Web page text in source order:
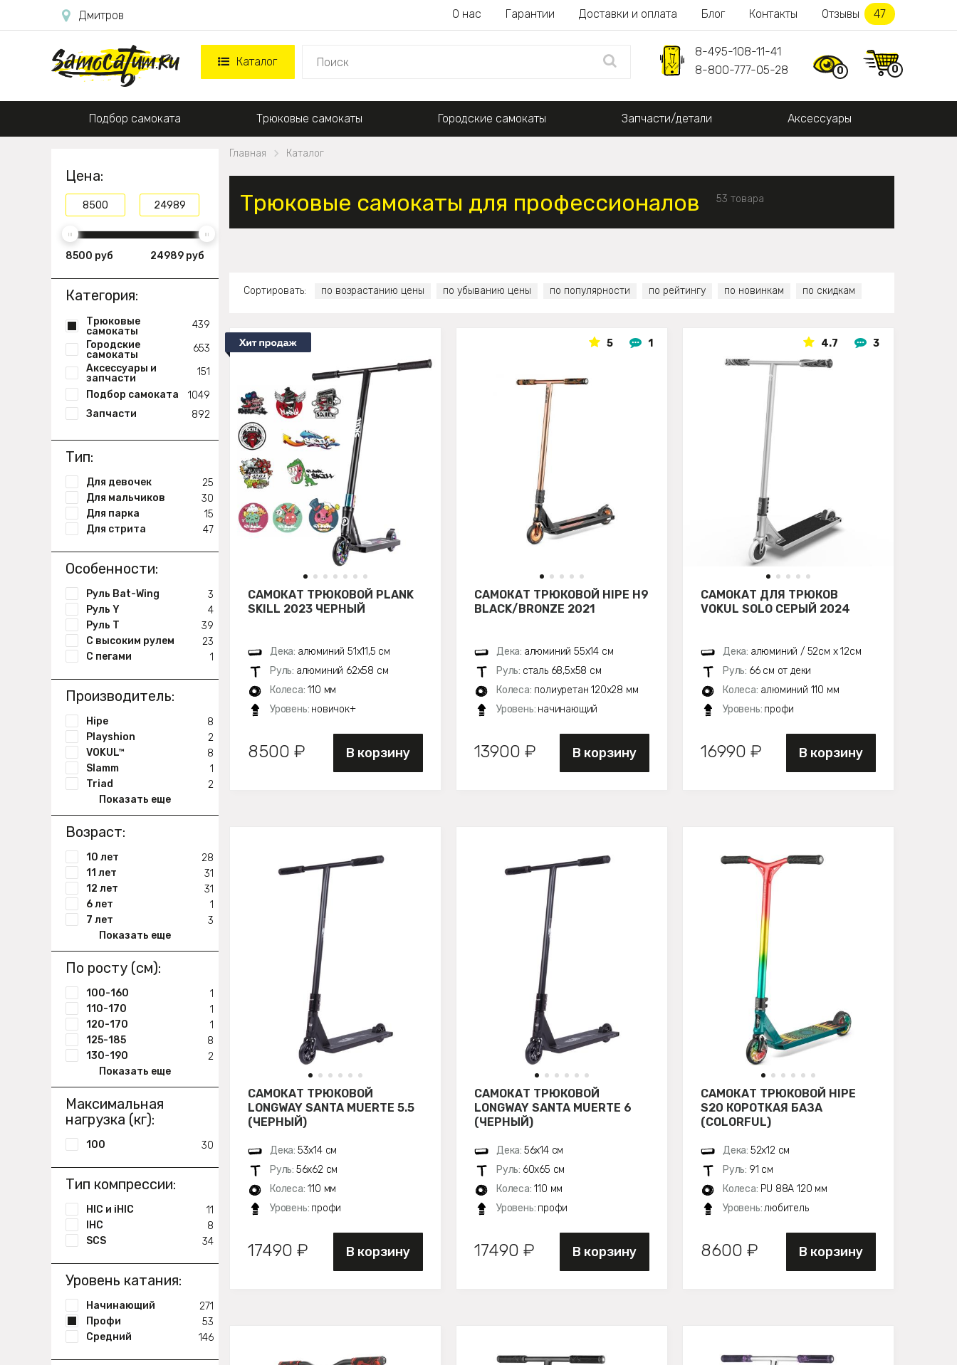
Дмитров О нас Гарантии Доставки и оплата Блог Контакты Отзывы 47
Каталог
8-495-108-11-41
8-800-777-05-28
0 0
Подбор самоката Трюковые самокаты Городские самокаты Запчасти/детали Аксессуары
Цена:
8500 руб 24989 руб
Категория:
Трюковые
самокаты
439
Городские
самокаты
653
Аксессуары и
запчасти
151
Подбор самоката
1049
Запчасти
892
Тип:
Для девочек
25
Для мальчиков
30
Для парка
15
Для стрита
47
Особенности:
Руль Bat-Wing
3
Руль Y
4
Руль Т
39
С высоким рулем
23
С пегами
1
Производитель:
Hipe
8
Playshion
2
VOKUL™
8
Slamm
1
Triad
2
Показать еще
Возраст:
10 лет
28
11 лет
31
12 лет
31
6 лет
1
7 лет
3
Показать еще
По росту (см):
100-160
1
110-170
1
120-170
1
125-185
8
130-190
2
Показать еще
Максимальная
нагрузка (кг):
100 30
Тип компрессии:
HIC и iHIC
11
IHC
8
SCS
34
Уровень катания:
Начинающий
271
Профи
53
Средний
146
Главная Каталог
Трюковые самокаты для профессионалов 53 товара
Сортировать: по возрастанию цены по убыванию цены по популярности по рейтингу по новинкам по скидкам
САМОКАТ ТРЮКОВОЙ PLANK
SKILL 2023 ЧЕРНЫЙ
Дека: алюминий 51х11,5 см
Руль: алюминий 62х58 см
Колеса: 110 мм
Уровень: новичок+
8500 ₽ В корзину
5 1
САМОКАТ ТРЮКОВОЙ HIPE H9
BLACK/BRONZE 2021
Дека: алюминий 55х14 см
Руль: сталь 68,5х58 см
Колеса: полиуретан 120x28 мм
Уровень: начинающий
13900 ₽ В корзину
4.7 3
САМОКАТ ДЛЯ ТРЮКОВ
VOKUL SOLO СЕРЫЙ 2024
Дека: алюминий / 52см х 12см
Руль: 66 см от деки
Колеса: алюминий 110 мм
Уровень: профи
16990 ₽ В корзину
САМОКАТ ТРЮКОВОЙ
LONGWAY SANTA MUERTE 5.5
(ЧЕРНЫЙ)
Дека: 53х14 см
Руль: 56х62 см
Колеса: 110 мм
Уровень: профи
17490 ₽ В корзину
САМОКАТ ТРЮКОВОЙ
LONGWAY SANTA MUERTE 6
(ЧЕРНЫЙ)
Дека: 56х14 см
Руль: 60х65 см
Колеса: 110 мм
Уровень: профи
17490 ₽ В корзину
САМОКАТ ТРЮКОВОЙ HIPE
S20 КОРОТКАЯ БАЗА
(COLORFUL)
Дека: 52х12 см
Руль: 91 см
Колеса: PU 88A 120 мм
Уровень:любитель
8600 ₽ В корзину